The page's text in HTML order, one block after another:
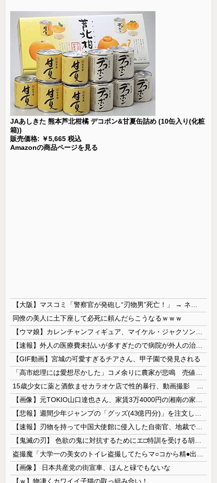
JAあしきた 熊本芦北柑橘 デコポン&甘夏缶詰め (10缶入り(化粧
箱))
販売価格: ￥5,665 税込
Amazonの商品ページを見る
同僚の美人に土下座して必死に頼んだらこうなるｗｗｗ
【GIF動画】宮城の可愛すぎるチアさん、甲子園で発見される
【画像】 日本共産党の街宣車、ほんと碌でもないな
【ｗ】物凄くカワイイ子猫の取っ組み合い！